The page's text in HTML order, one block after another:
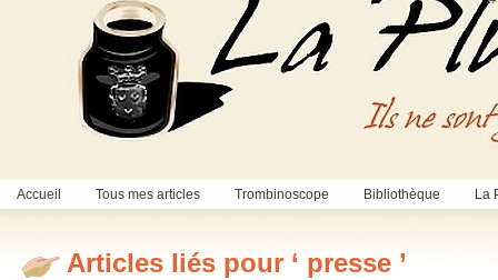
Accueil Tous mes articles Trombinoscope Bibliothèque La
Articles liés pour ‘ presse ’